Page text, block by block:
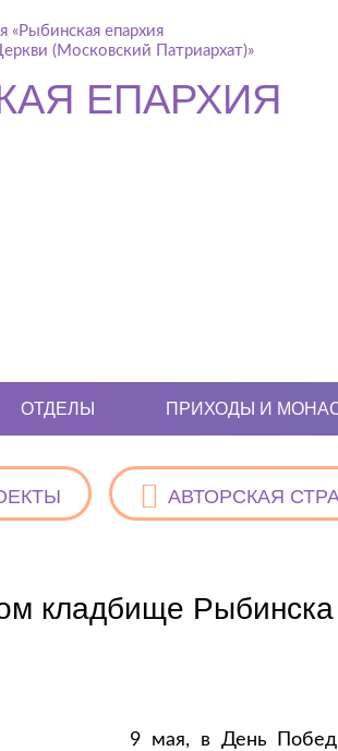
«Рыбинская епархия
(Московский Патриархат)»
ЕПАРХИЯ
ОТДЕЛЫ ПРИХОДЫ И
АВТОРСКАЯ
кладбище
9 мая, в День